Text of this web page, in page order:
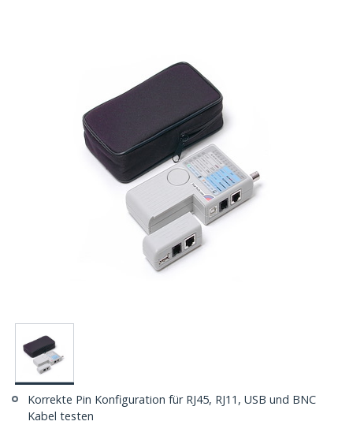
Korrekte Pin Konfiguration für RJ45, RJ11, USB und BNC
Kabel testen